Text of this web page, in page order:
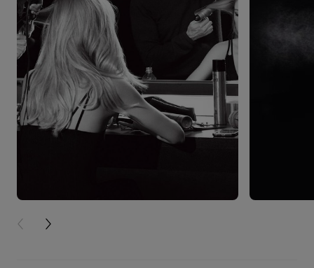
PREVIOUS CARD
NEXT CARD